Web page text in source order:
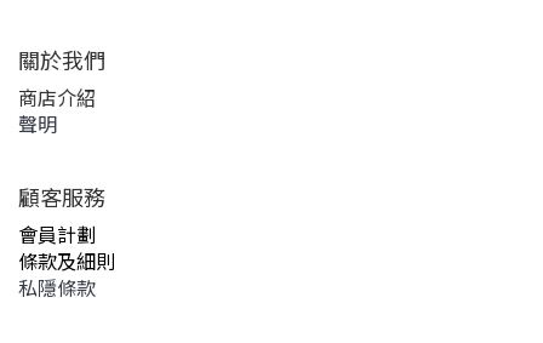
關於我們
商店介紹
聲明
顧客服務
會員計劃
條款及細則
私隱條款